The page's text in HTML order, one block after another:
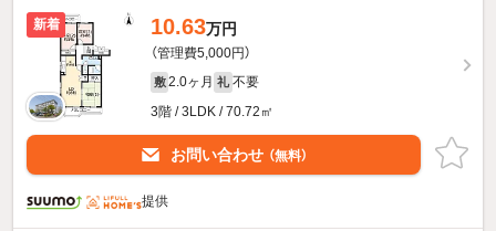
新着 10.63万円
（管理費5,000円）
敷 2.0ヶ月 礼 不要
3階 / 3LDK / 70.72㎡
お問い合わせ （無料）
提供